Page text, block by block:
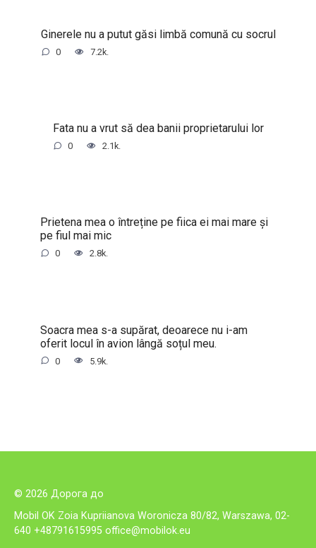
Ginerele nu a putut găsi limbă comună cu socrul
0 7.2k.
Fata nu a vrut să dea banii proprietarului lor
0 2.1k.
Prietena mea o întreține pe fiica ei mai mare și
pe fiul mai mic
0 2.8k.
Soacra mea s-a supărat, deoarece nu i-am
oferit locul în avion lângă soțul meu.
0 5.9k.
© 2026 Дорога до
Mobil OK Zoia Kupriianova Woronicza 80/82, Warszawa, 02-
640 +48791615995 office@mobilok.eu